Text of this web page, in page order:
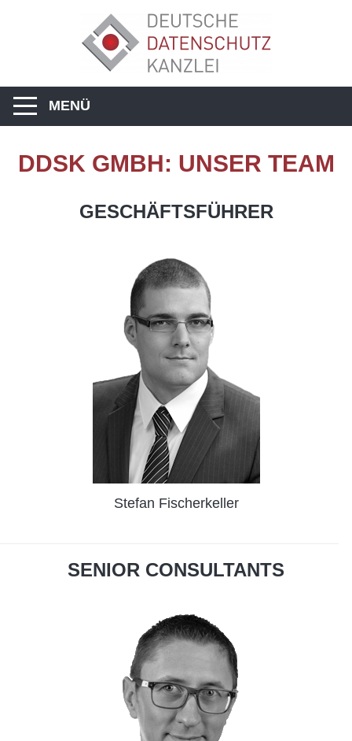
MENÜ
DDSK GMBH: UNSER TEAM
GESCHÄFTSFÜHRER
Stefan Fischerkeller
SENIOR CONSULTANTS